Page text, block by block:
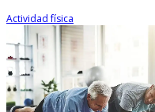
Actividad física